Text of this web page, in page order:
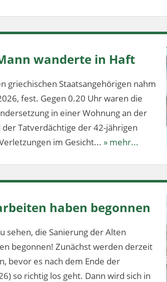
wanderte in Haft
griechischen Staatsangehörigen nahm
fest. Gegen 0.20 Uhr waren die
in einer Wohnung an der
Tatverdächtige der 42-jährigen
im Gesicht... » mehr...
haben begonnen
sehen, die Sanierung der Alten
begonnen! Zunächst werden derzeit
bevor es nach dem Ende der
so richtig los geht. Dann wird sich in